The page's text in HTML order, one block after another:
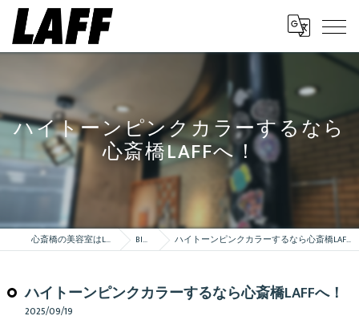
ハイトーンピンクカラーするなら
心斎橋LAFFへ！
心斎橋の美容室はLAFF Blog ハイトーンピンクカラーするなら心斎橋LAFFへ！
ハイトーンピンクカラーするなら心斎橋LAFFへ！
2025/09/19